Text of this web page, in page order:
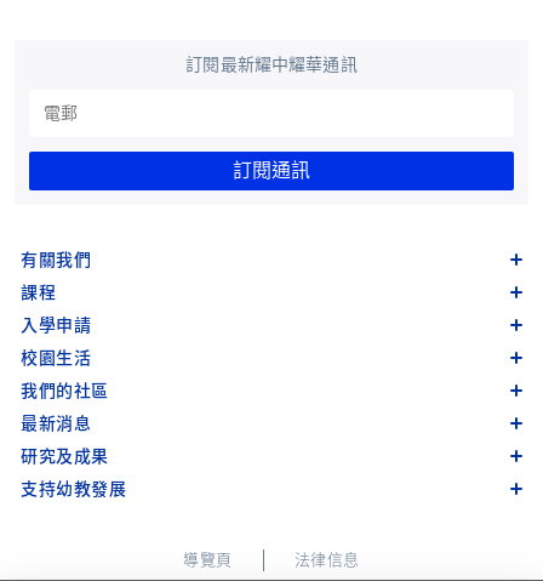
訂閱最新耀中耀華通訊
訂閱通訊
有關我們
課程
入學申請
校園生活
我們的社區
最新消息
研究及成果
支持幼教發展
導覽頁 法律信息